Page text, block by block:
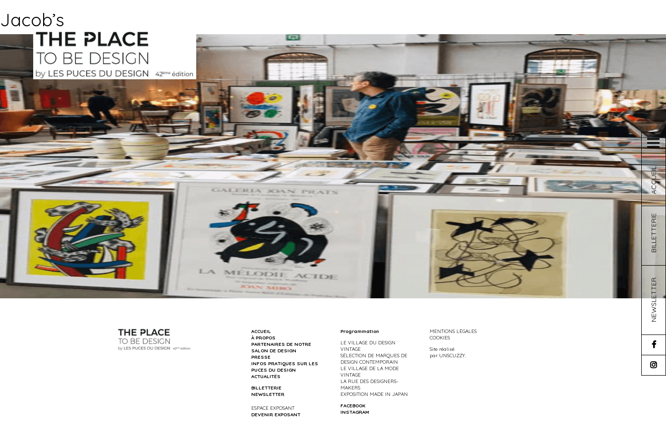
ACCUEIL
BILLETTERIE
NEWSLETTER
Jacob’s
ACCUEIL
À PROPOS
PARTENAIRES DE NOTRE
SALON DE DESIGN
PRESSE
INFOS PRATIQUES SUR LES
PUCES DU DESIGN
ACTUALITÉS
BILLETTERIE
NEWSLETTER
ESPACE EXPOSANT
DEVENIR EXPOSANT
Programmation
LE VILLAGE DU DESIGN
VINTAGE
SÉLECTION DE MARQUES DE
DESIGN CONTEMPORAIN
LE VILLAGE DE LA MODE
VINTAGE
LA RUE DES DESIGNERS-
MAKERS
EXPOSITION MADE IN JAPAN
FACEBOOK
INSTAGRAM
MENTIONS LÉGALES
COOKIES
Site réalisé
par UNSCUZZY